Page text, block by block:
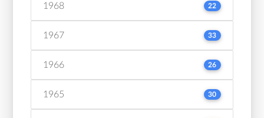
1968 22
1967 33
1966 26
1965 30